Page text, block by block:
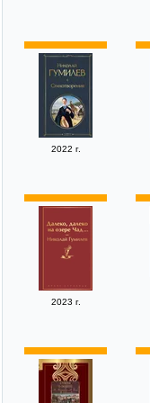
2022 г.
2023 г.